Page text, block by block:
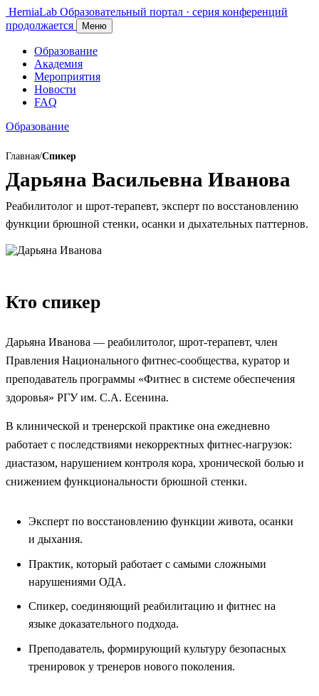
HerniaLab Образовательный портал · серия конференций
продолжается
Меню
Образование
Академия
Мероприятия
Новости
FAQ
Образование
Главная/Спикер
Дарьяна Васильевна Иванова
Реабилитолог и шрот-терапевт, эксперт по восстановлению
функции брюшной стенки, осанки и дыхательных паттернов.
Кто спикер
Дарьяна Иванова — реабилитолог, шрот-терапевт, член
Правления Национального фитнес-сообщества, куратор и
преподаватель программы «Фитнес в системе обеспечения
здоровья» РГУ им. С.А. Есенина.
В клинической и тренерской практике она ежедневно
работает с последствиями некорректных фитнес-нагрузок:
диастазом, нарушением контроля кора, хронической болью и
снижением функциональности брюшной стенки.
Эксперт по восстановлению функции живота, осанки
и дыхания.
Практик, который работает с самыми сложными
нарушениями ОДА.
Спикер, соединяющий реабилитацию и фитнес на
языке доказательного подхода.
Преподаватель, формирующий культуру безопасных
тренировок у тренеров нового поколения.